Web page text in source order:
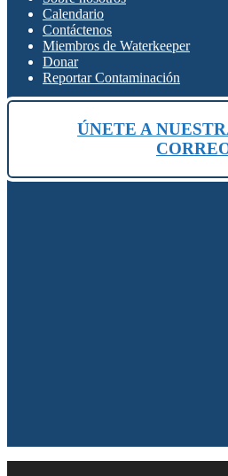
Calendario
Contáctenos
Miembros de Waterkeeper
Donar
Reportar Contaminación
ÚNETE A